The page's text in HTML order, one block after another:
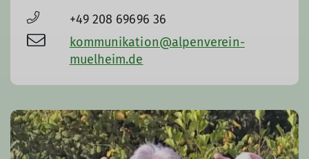
+49 208 69696 36
kommunikation@alpenverein-
muelheim.de